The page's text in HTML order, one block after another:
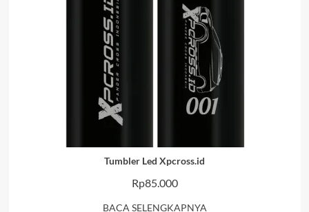
Tumbler Led Xpcross.id
Rp85.000
BACA SELENGKAPNYA